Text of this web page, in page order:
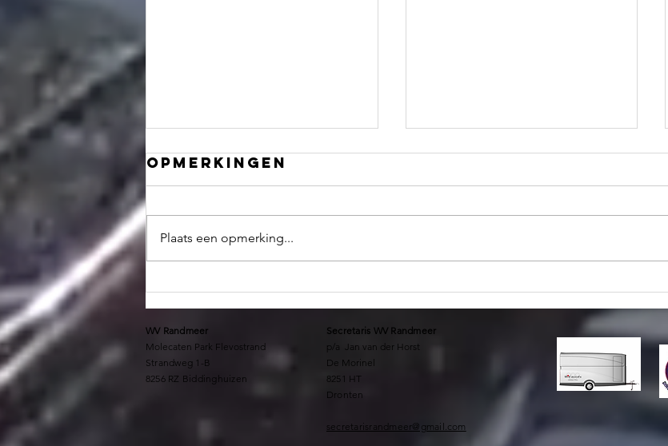
Wedstrijdkalender
2026
Opmerkingen
Plaats een opmerking...
WV Randmeer
Molecaten Park Flevostrand
Strandweg 1-B
8256 RZ Biddinghuizen
Secretaris WV Randmeer
p/a Jan van der Horst
De Morinel
8251 HT
Dronten
secretarisrandmeer@gmail.com